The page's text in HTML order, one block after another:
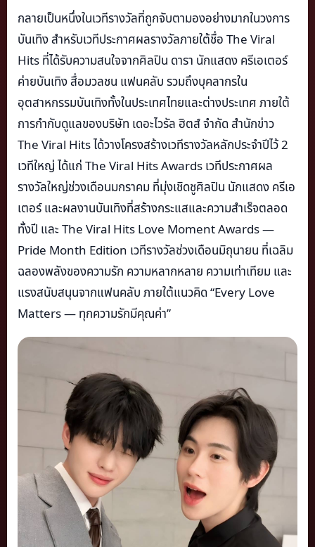
กลายเป็นหนึ่งในเวทีรางวัลที่ถูกจับตามองอย่างมากในวงการ
บันเทิง สำหรับเวทีประกาศผลรางวัลภายใต้ชื่อ The Viral
Hits ที่ได้รับความสนใจจากศิลปิน ดารา นักแสดง ครีเอเตอร์
ค่ายบันเทิง สื่อมวลชน แฟนคลับ รวมถึงบุคลากรใน
อุตสาหกรรมบันเทิงทั้งในประเทศไทยและต่างประเทศ ภายใต้
การกำกับดูแลของบริษัท เดอะไวรัล ฮิตส์ จำกัด สำนักข่าว
The Viral Hits ได้วางโครงสร้างเวทีรางวัลหลักประจำปีไว้ 2
เวทีใหญ่ ได้แก่ The Viral Hits Awards เวทีประกาศผล
รางวัลใหญ่ช่วงเดือนมกราคม ที่มุ่งเชิดชูศิลปิน นักแสดง ครีเอ
เตอร์ และผลงานบันเทิงที่สร้างกระแสและความสำเร็จตลอด
ทั้งปี และ The Viral Hits Love Moment Awards —
Pride Month Edition เวทีรางวัลช่วงเดือนมิถุนายน ที่เฉลิม
ฉลองพลังของความรัก ความหลากหลาย ความเท่าเทียม และ
แรงสนับสนุนจากแฟนคลับ ภายใต้แนวคิด “Every Love
Matters — ทุกความรักมีคุณค่า”